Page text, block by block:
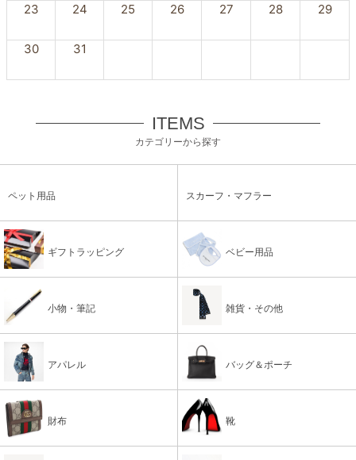
23 24 25 26 27 28 29
30 31
ITEMS
カテゴリーから探す
ペット用品 スカーフ・マフラー
ギフトラッピング ベビー用品
小物・筆記 雑貨・その他
アパレル バッグ＆ポーチ
財布 靴